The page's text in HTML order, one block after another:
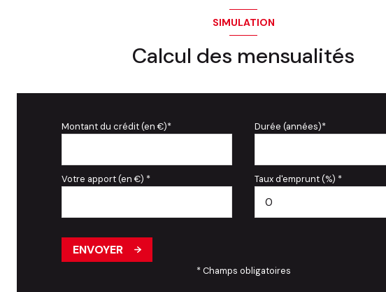
SIMULATION
Calcul des mensualités
Montant du crédit (en €)* Durée (années)*
Votre apport (en €) * Taux d'emprunt (%) *
ENVOYER
* Champs obligatoires